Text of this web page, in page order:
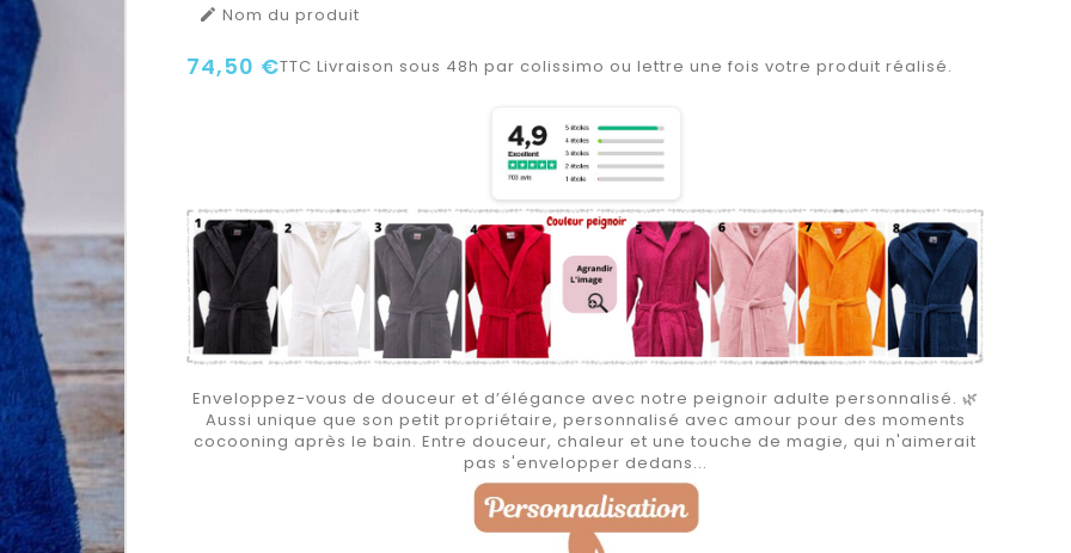
 Nom du produit
74,50 €TTC Livraison sous 48h par colissimo ou lettre une fois votre produit réalisé.
Enveloppez-vous de douceur et d’élégance avec notre peignoir adulte personnalisé. 🌿
Aussi unique que son petit propriétaire, personnalisé avec amour pour des moments
cocooning après le bain. Entre douceur, chaleur et une touche de magie, qui n'aimerait
pas s'envelopper dedans...